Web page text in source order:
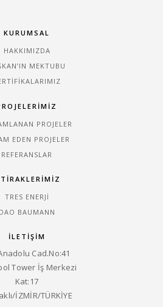
KURUMSAL
HAKKIMIZDA
MEKTUBU
PROJELER
EDEN PROJELER
REFERANSLAR
TRES ENERJI
BAUMANN
İLETİŞİM
Cad.No:41
Tower İş Merkezi
Kat:17
İZMİR/TÜRKİYE